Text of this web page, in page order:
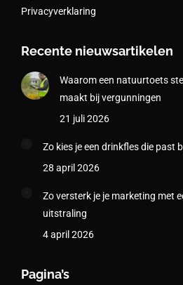
Privacyverklaring
Recente nieuwsartikelen
Waarom een natuurtoets
maakt bij vergunningen
21 juli 2026
Zo kies je een drinkfles die past
28 april 2026
Zo versterk je je marketing met
uitstraling
4 april 2026
Pagina’s